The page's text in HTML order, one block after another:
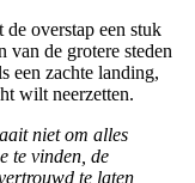
de overstap een stuk
de grotere steden
een zachte landing,
wilt neerzetten.
niet om alles
te vinden, de
te laten